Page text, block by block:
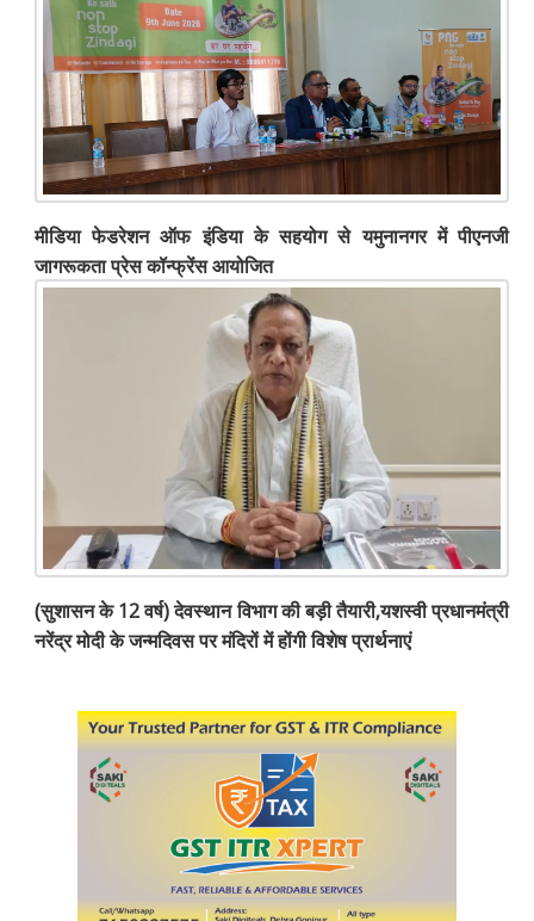
मीडिया फेडरेशन ऑफ इंडिया के सहयोग से यमुनानगर में पीएनजी
जागरूकता प्रेस कॉन्फ्रेंस आयोजित
(सुशासन के 12 वर्ष) देवस्थान विभाग की बड़ी तैयारी,यशस्वी प्रधानमंत्री
नरेंद्र मोदी के जन्मदिवस पर मंदिरों में होंगी विशेष प्रार्थनाएं